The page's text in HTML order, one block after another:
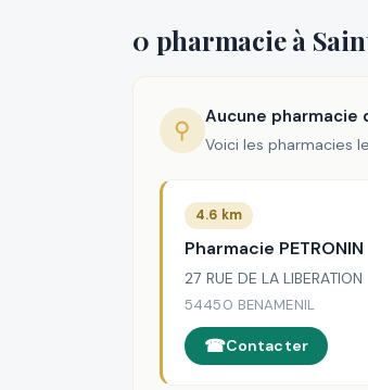
0 pharmacie à
⚲ Aucune pharmacie
Voici les pharmacies
4.6 km
Pharmacie PETRONIN
27 RUE DE LA LIBERATION
54450 BENAMENIL
Contacter